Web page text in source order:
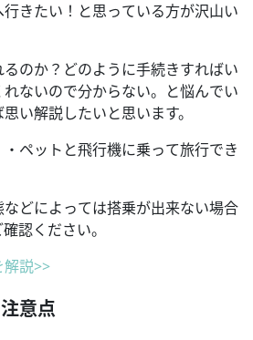
きたい！と思っている方が沢山い
のか？どのように手続きすればい
ないので分からない。と悩んでい
い解説したいと思います。
ペットと飛行機に乗って旅行でき
どによっては搭乗が出来ない場合
認ください。
解説>>
意点